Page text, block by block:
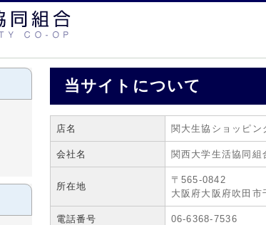
当サイトについて
店名 関大生協ショッピン
会社名 関西大学生活協同組
所在地
〒565-0842
大阪府大阪府吹田
電話番号 06-6368-7536